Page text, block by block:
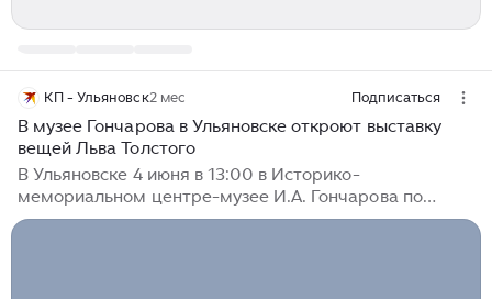
КП - Ульяновск2 мес Подписаться
В музее Гончарова в Ульяновске откроют выставку
вещей Льва Толстого
В Ульяновске 4 июня в 13:00 в Историко-
мемориальном центре-музее И.А. Гончарова по
адресу улица Ленина, 134/20, откроется выставка